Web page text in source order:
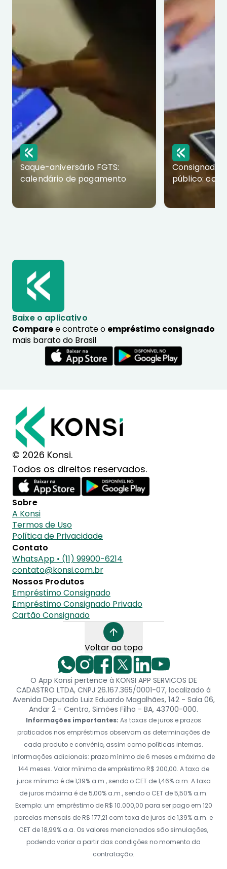
Saque-aniversário FGTS:
calendário de pagamento
Consignado
público:
Baixe o aplicativo
Comparee contrate o empréstimo consignado
mais barato do Brasil
© 2026 Konsi.
Todos os direitos reservados.
Sobre
A Konsi
Termos de Uso
Política de Privacidade
Contato
WhatsApp • (11) 99900-6214
contato@konsi.com.br
Nossos Produtos
Empréstimo Consignado
Empréstimo Consignado Privado
Cartão Consignado
Voltar ao topo
O App Konsi pertence à KONSI APP SERVICOS DE
CADASTRO LTDA, CNPJ 26.167.365/0001-07, localizado à
Avenida Deputado Luiz Eduardo Magalhães, 142 - Sala 06,
Andar 2 - Centro, Simões Filho - BA, 43700-000.
Informações importantes: As taxas de juros e prazos
praticados nos empréstimos observam as determinações de
cada produto e convênio, assim como políticas internas.
Informações adicionais: prazo mínimo de 6 meses e máximo de
144 meses. Valor mínimo de empréstimo R$ 200,00. A taxa de
juros mínima é de 1,39% a.m., sendo o CET de 1,46% a.m. A taxa
de juros máxima é de 5,00% a.m., sendo o CET de 5,50% a.m.
Exemplo: um empréstimo de R$ 10.000,00 para ser pago em 120
parcelas mensais de R$ 177,21 com taxa de juros de 1,39% a.m. e
CET de 18,99% a.a. Os valores mencionados são simulações,
podendo variar a partir das condições no momento da
contratação.